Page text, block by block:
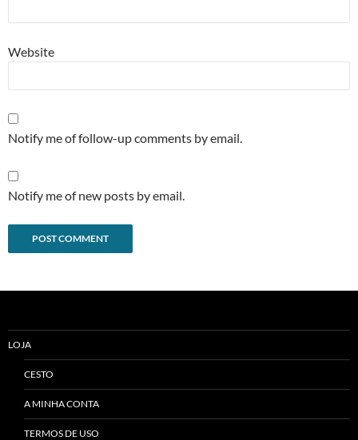
Website
Notify me of follow-up comments by email.
Notify me of new posts by email.
LOJA
CESTO
A MINHA CONTA
TERMOS DE USO